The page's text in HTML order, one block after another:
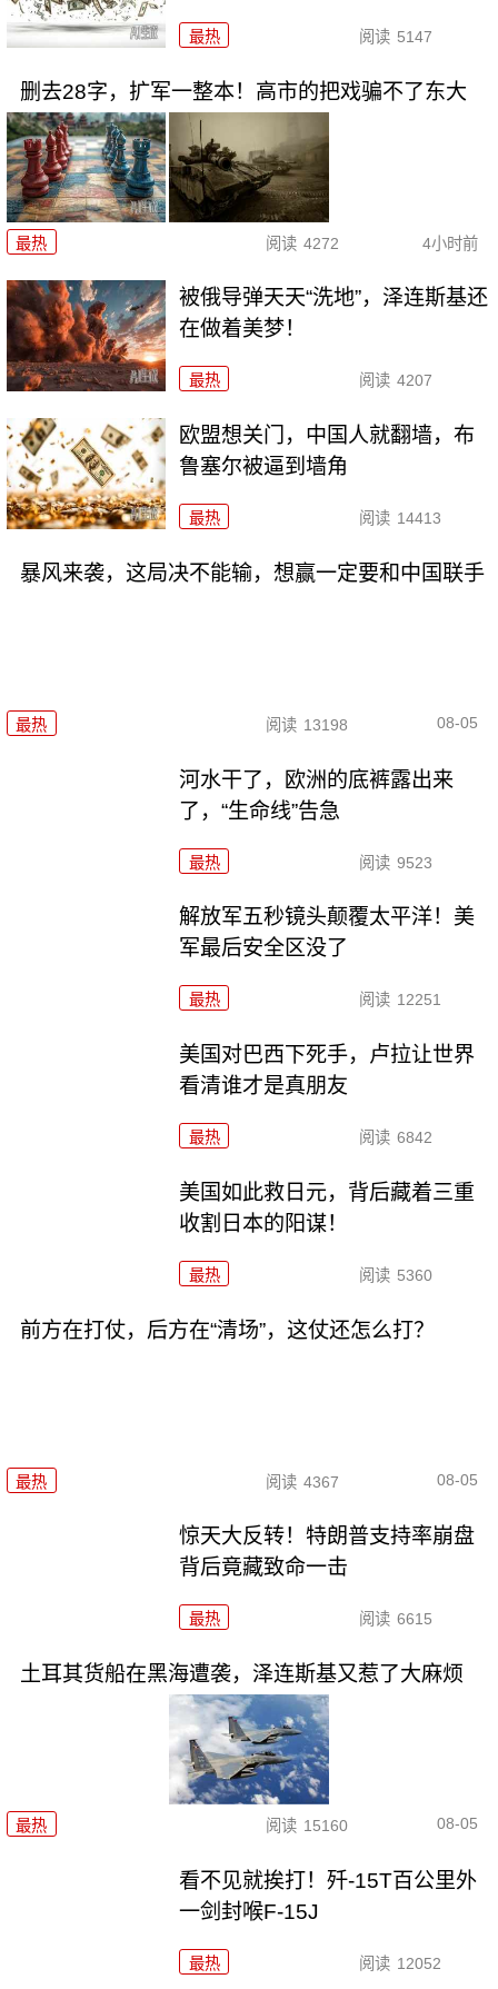
最热 阅读 5147
删去28字，扩军一整本！高市的把戏骗不了东大
最热 阅读 4272 4小时前
被俄导弹天天“洗地”，泽连斯基还
在做着美梦！
最热 阅读 4207
欧盟想关门，中国人就翻墙，布
鲁塞尔被逼到墙角
最热 阅读 14413
暴风来袭，这局决不能输，想赢一定要和中国联手
最热 阅读 13198 08-05
河水干了，欧洲的底裤露出来
了，“生命线”告急
最热 阅读 9523
解放军五秒镜头颠覆太平洋！美
军最后安全区没了
最热 阅读 12251
美国对巴西下死手，卢拉让世界
看清谁才是真朋友
最热 阅读 6842
美国如此救日元，背后藏着三重
收割日本的阳谋！
最热 阅读 5360
前方在打仗，后方在“清场”，这仗还怎么打？
最热 阅读 4367 08-05
惊天大反转！特朗普支持率崩盘
背后竟藏致命一击
最热 阅读 6615
土耳其货船在黑海遭袭，泽连斯基又惹了大麻烦
最热 阅读 15160 08-05
看不见就挨打！歼-15T百公里外
一剑封喉F-15J
最热 阅读 12052